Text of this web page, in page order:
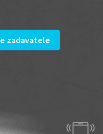
zadavatele